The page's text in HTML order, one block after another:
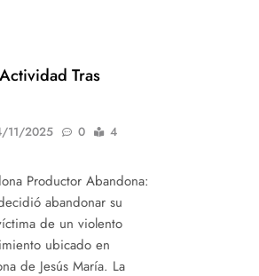
Tras
11/2025 0
4
Productor Abandona:
abandonar su
de un violento
ubicado en
de Jesús María. La